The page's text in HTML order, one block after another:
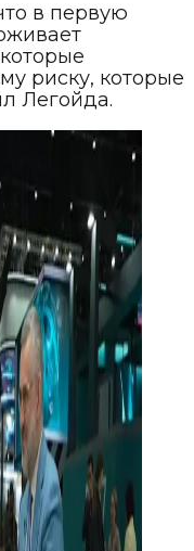
в первую
риску, которые
Легойда.